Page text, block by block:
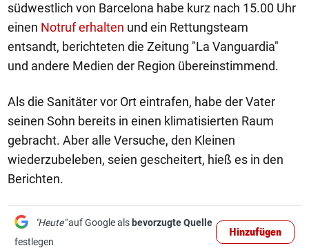
südwestlich von Barcelona habe kurz nach 15.00 Uhr
einen Notruf erhalten und ein Rettungsteam
entsandt, berichteten die Zeitung "La Vanguardia"
und andere Medien der Region übereinstimmend.
Als die Sanitäter vor Ort eintrafen, habe der Vater
seinen Sohn bereits in einen klimatisierten Raum
gebracht. Aber alle Versuche, den Kleinen
wiederzubeleben, seien gescheitert, hieß es in den
Berichten.
"Heute"auf Google als bevorzugte Quelle
festlegen
Hinzufügen